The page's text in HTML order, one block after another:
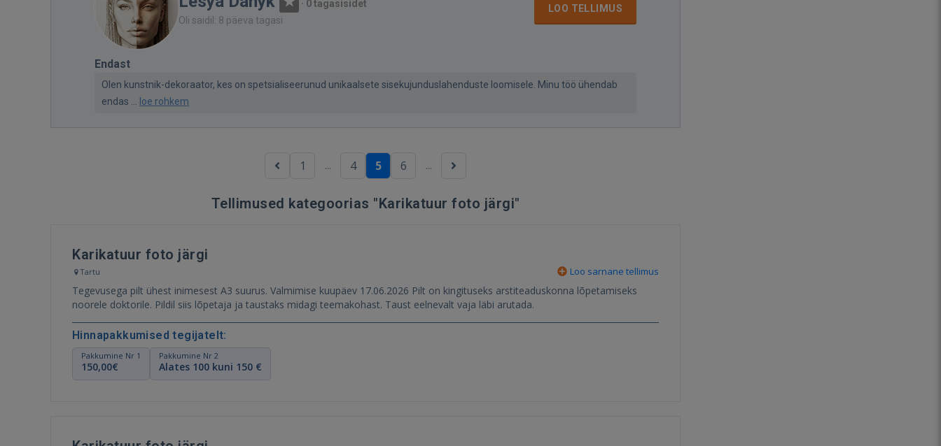
· 0 tagasisidet
Oli saidil: 8 päeva tagasi
LOO TELLIMUS
Endast
Olen kunstnik-dekoraator, kes on spetsialiseerunud unikaalsete sisekujunduslahenduste loomisele. Minu töö ühendab
endas ...
loe rohkem
1 ... 4 5 6 ...
Tellimused kategoorias "Karikatuur foto järgi"
Karikatuur foto järgi
Tartu Loo sarnane tellimus
Tegevusega pilt ühest inimesest A3 suurus. Valmimise kuupäev 17.06.2026 Pilt on kingituseks arstiteaduskonna lõpetamiseks
noorele doktorile. Pildil siis lõpetaja ja taustaks midagi teemakohast. Taust eelnevalt vaja läbi arutada.
Hinnapakkumised tegijatelt:
Pakkumine Nr 1
150,00€
Pakkumine Nr 2
Alates 100 kuni 150 €